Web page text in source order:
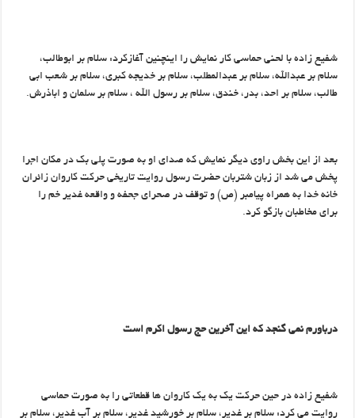
شفیع زاده با لحنی حماسی کار نمایش را اینچنین آغازکرد: سلام بر ابوطالب،
سلام بر عبدالله، سلام بر عبدالمطلب، سلام بر خدیجه کبری، سلام بر شعب ابی
طالب، سلام بر احد، بدر، خندق، سلام بر رسول الله ، سلام بر سلمان و اباذرش.
بعد از این بخش راوی دیگر نمایش که صدای او به صورت پلی بک در مکان اجرا
پخش می شد از زبان شتربان حضرت رسول روایت تاریخی حرکت کاروان زائران
خانه خدا به همراه پیامبر (ص) و توقف در صحرای جحفه و واقعه غدیر خم را
برای مخاطبان بازگو کرد.
درباورم نمی گنجد که این آخرین حج رسول اکرم است
شفیع زاده در حین حرکت یک به یک کاروان ها قطعاتی را به صورت حماسی
روایت می کرد: سلام بر غدیر، سلام بر خورشید غدیر، سلام بر آب غدیر، سلام بر